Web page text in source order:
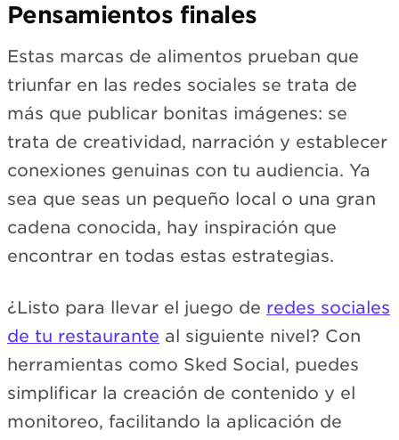
Pensamientos finales
Estas marcas de alimentos prueban que
triunfar en las redes sociales se trata de
más que publicar bonitas imágenes: se
trata de creatividad, narración y establecer
conexiones genuinas con tu audiencia. Ya
sea que seas un pequeño local o una gran
cadena conocida, hay inspiración que
encontrar en todas estas estrategias.
¿Listo para llevar el juego de redes sociales
de tu restaurante al siguiente nivel? Con
herramientas como Sked Social, puedes
simplificar la creación de contenido y el
monitoreo, facilitando la aplicación de